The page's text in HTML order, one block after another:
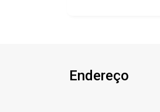
Endereço